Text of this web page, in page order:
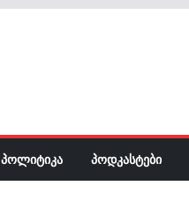
ᲞᲝᲚᲘᲢᲘᲙᲐ ᲞᲝᲓᲙᲐᲡᲢᲔᲑᲘ